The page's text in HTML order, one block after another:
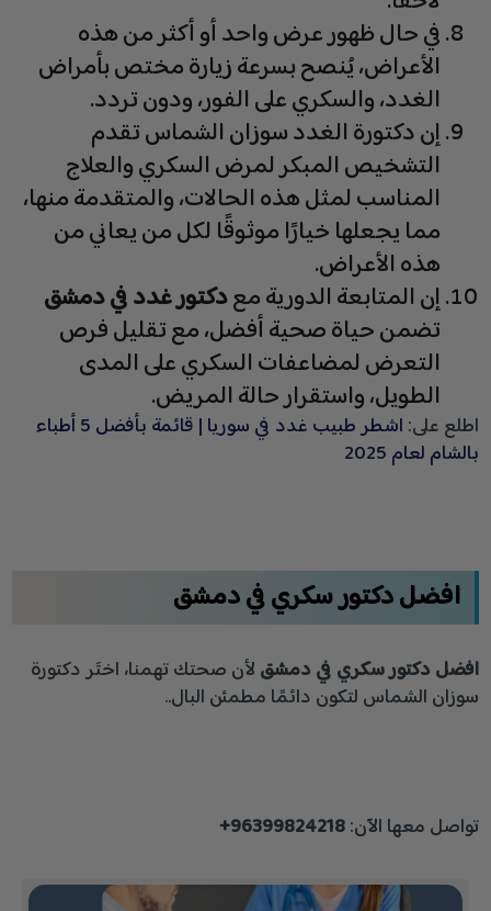
في حال ظهور عرض واحد أو أكثر من هذه
الأعراض، يُنصح بسرعة زيارة مختص بأمراض
الغدد، والسكري على الفور، ودون تردد.
إن دكتورة الغدد سوزان الشماس تقدم
التشخيص المبكر لمرض السكري والعلاج
المناسب لمثل هذه الحالات، والمتقدمة منها،
مما يجعلها خيارًا موثوقًا لكل من يعاني من
هذه الأعراض.
إن المتابعة الدورية معدكتور غدد في دمشق
تضمن حياة صحية أفضل، مع تقليل فرص
التعرض لمضاعفات السكري على المدى
الطويل، واستقرار حالة المريض.
اطلع على:
اشطر طبيب غدد في سوريا | قائمة بأفضل 5 أطباء
بالشام لعام 2025
افضل دكتور سكري في دمشق
افضل دكتور سكري في دمشق لأن صحتك تهمنا، اختَر دكتورة
سوزان الشماس لتكون دائمًا مطمئن البال..
تواصل معها الآن:96399824218+